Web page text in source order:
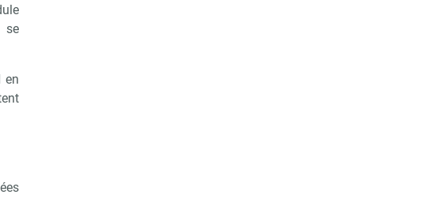
se
en